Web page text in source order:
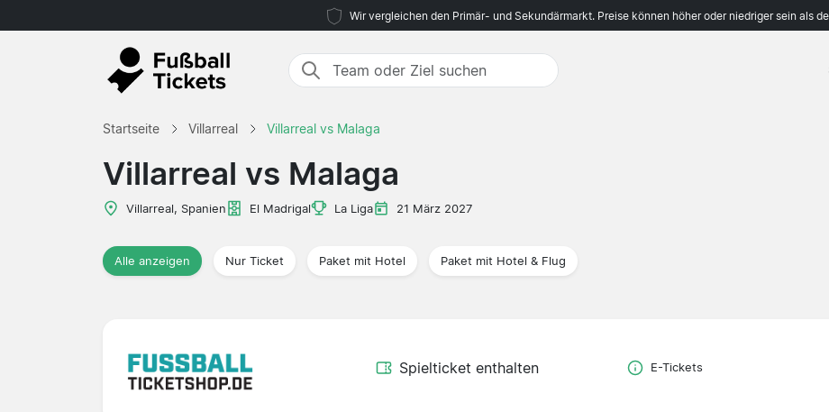
Wir vergleichen den Primär- und Sekundärmarkt. Preise können höher oder niedriger sein als
Startseite Villarreal Villarreal vs Malaga
Villarreal vs Malaga
Villarreal, Spanien El Madrigal La Liga 21 März 2027
Alle anzeigen Nur Ticket Paket mit Hotel Paket mit Hotel & Flug
Spielticket enthalten E-Tickets